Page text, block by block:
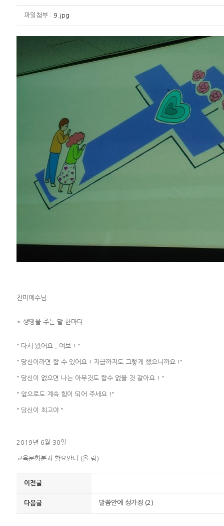
파일첨부 : 9.jpg
찬미예수님
* 생명을 주는 말 한마디
" 다시 봤어요 , 여보 ! "
" 당신이라면 할 수 있어요 ! 지금까지도 그렇게 했으니까요 !"
" 당신이 없으면 나는 아무것도 할수 없을 것 같아요 ! "
" 앞으로도 계속 힘이 되어 주세요 !"
" 당신이 최고야 "
2019년 6월 30일
교육문화분과 황요안나 (올 림)
이전글
다음글 말씀안에 성가정 (2)